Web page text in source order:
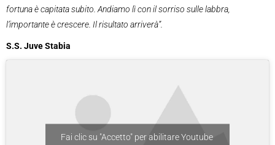
fortuna è capitata subito. Andiamo lì con il sorriso sulle labbra,
l’importante è crescere. Il risultato arriverà”.
S.S. Juve Stabia
Fai clic su "Accetto" per abilitare Youtube